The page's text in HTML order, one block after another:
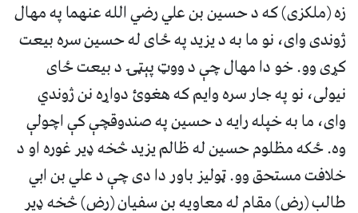
زه (ملکزی) که د حسین بن علي رضي الله عنهما په مهال
ژوندی وای، نو ما به د یزید په ځای له حسین سره بیعت
کړی وو. خو دا مهال چې د ووټ پېټۍ د بیعت ځای
نیولی، نو په جار سره وایم که هغوئ دواړه نن ژوندي
وای، ما به خپله رایه د حسین په صندوقچې کې اچولې
وه. ځکه مظلوم حسین له ظالم یزید څخه ډیر غوره او د
خلافت مستحق وو. ټولیز باور دا دی چې د علي بن ابي
طالب (رض) مقام له معاویه بن سفیان (رض) څخه ډیر